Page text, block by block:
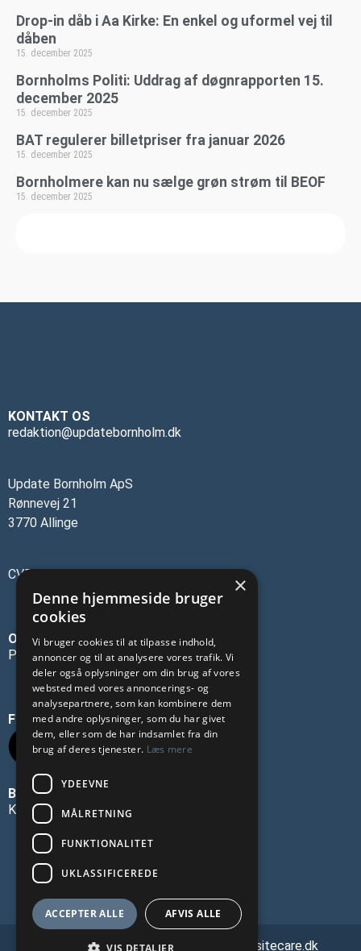
Drop-in dåb i Aa Kirke: En enkel og uformel vej til
dåben
15. december 2025
Bornholms Politi: Uddrag af døgnrapporten 15.
december 2025
15. december 2025
BAT regulerer billetpriser fra januar 2026
15. december 2025
Bornholmere kan nu sælge grøn strøm til BEOF
15. december 2025
KONTAKT OS
redaktion@updatebornholm.dk
Update Bornholm ApS
Rønnevej 21
3770 Allinge
CVR-nr.: 45137473
OM OS
Privatlivspolitik
FØLG OS PÅ SOCIALE MEDIER
BLIV ANNONCØR
Kontakt os
🔗 Webmasterservice leveret af Websitecare.dk
×
Denne hjemmeside bruger
cookies
Vi bruger cookies til at tilpasse indhold,
annoncer og til at analysere vores trafik. Vi
deler også oplysninger om din brug af vores
websted med vores annoncerings- og
analysepartnere, som kan kombinere dem
med andre oplysninger, som du har givet
dem, eller som de har indsamlet fra din
brug af deres tjenester. Læs mere
YDEEVNE
MÅLRETNING
FUNKTIONALITET
UKLASSIFICEREDE
ACCEPTER ALLE AFVIS ALLE
VIS DETALJER